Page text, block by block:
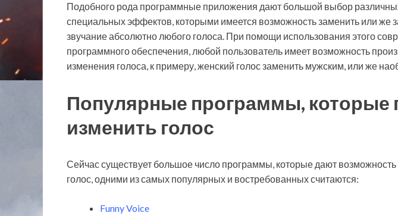
Подобного рода программные приложения дают большой выбор
специальных эффектов, которыми имеется возможность заменить или же
звучание абсолютно любого голоса. При помощи использования этого
программного обеспечения, любой пользователь имеет возможность
изменения голоса, к примеру, женский голос заменить мужским, или же
Популярные программы, которые
изменить голос
Сейчас существует большое число программы, которые дают
голос, одними из самых популярных и востребованных считаются:
Funny Voice